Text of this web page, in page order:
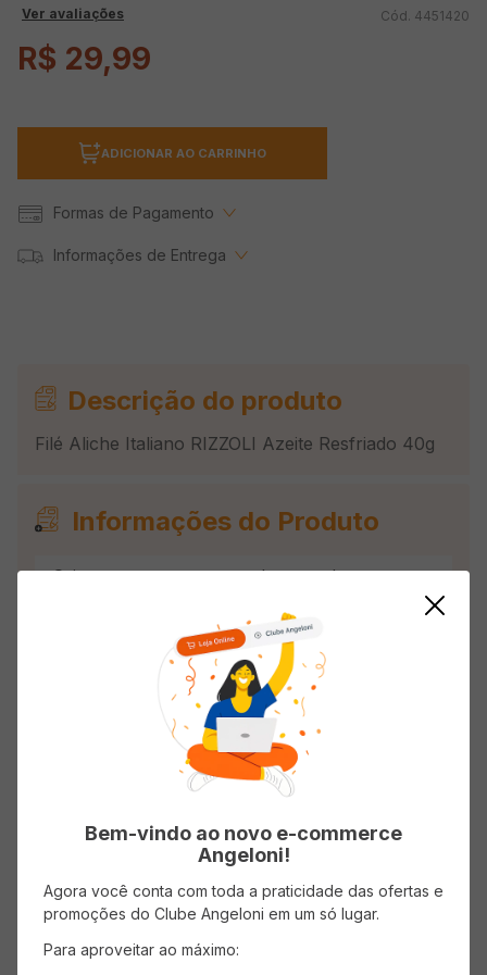
Ver avaliações 4451420
R$ 29,99
ADICIONAR AO CARRINHO
Formas de Pagamento
Informações de Entrega
Descrição do produto
Filé Aliche Italiano RIZZOLI Azeite Resfriado 40g
Informações do Produto
Origem Importado
Avaliações
Classificação média: 0(0 avaliações)
Faça login para escrever uma avaliação.
Mais recentes Todos
Bem-vindo ao novo e-commerce
Angeloni!
Agora você conta com toda a praticidade das ofertas e
promoções do Clube Angeloni em um só lugar.
Para aproveitar ao máximo: